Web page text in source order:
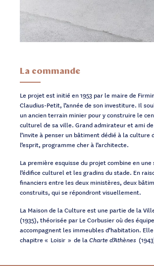
La commande
Le projet est initié en 1953 par le maire de
Claudius-Petit, l’année de son investiture. Il
un ancien terrain minier pour y construire le
culturel de sa ville. Grand admirateur et ami
l’invite à penser un bâtiment dédié à la culture
l’esprit, programme cher à l’architecte.
La première esquisse du projet combine en
l’édifice culturel et les gradins du stade. En
financiers entre les deux ministères, deux
construits, qui se répondront visuellement.
La Maison de la Culture est une partie de la
(1935), théorisée par Le Corbusier où des
accompagnent les immeubles d’habitation.
chapitre « Loisir » de laCharte d’Athènes